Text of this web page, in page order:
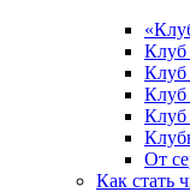
Клуб
Клуб
Клуб
От
Как стать